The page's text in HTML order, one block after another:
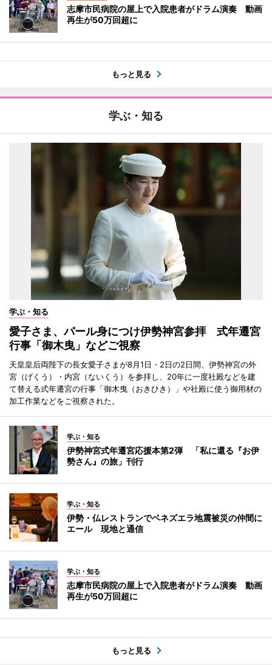
志摩市民病院の屋上で入院患者がドラム演奏 動画
再生が50万回超に
もっと見る
学ぶ・知る
学ぶ・知る
愛子さま、パール身につけ伊勢神宮参拝 式年遷宮
行事「御木曳」などご視察
天皇皇后両陛下の長女愛子さまが8月1日・2日の2日間、伊勢神宮の外
宮（げくう）・内宮（ないくう）を参拝し、20年に一度社殿などを建
て替える式年遷宮の行事「御木曳（おきひき）」や社殿に使う御用材の
加工作業などをご視察された。
学ぶ・知る
伊勢神宮式年遷宮応援本第2弾 「私に還る『お伊
勢さん』の旅」刊行
学ぶ・知る
伊勢・仏レストランでベネズエラ地震被災の仲間に
エール 現地と通信
学ぶ・知る
志摩市民病院の屋上で入院患者がドラム演奏 動画
再生が50万回超に
もっと見る